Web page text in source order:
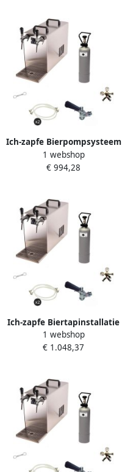
Ich-zapfe Bierpompsysteem
STREAM 50 2-lijnen Flow
Cooler 55 L u Roestvrij staal
1 webshop
€ 994,28
Ich-zapfe Biertapinstallatie
STREAM 50 Compleetset 2-
lijns doorstroomsijpeler
1 webshop
€ 1.048,37